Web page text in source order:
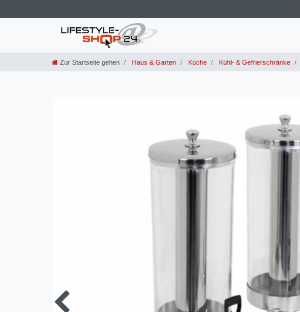
Zur Startseite gehen Haus & Garten Küche Kühl- & Gefrierschränke